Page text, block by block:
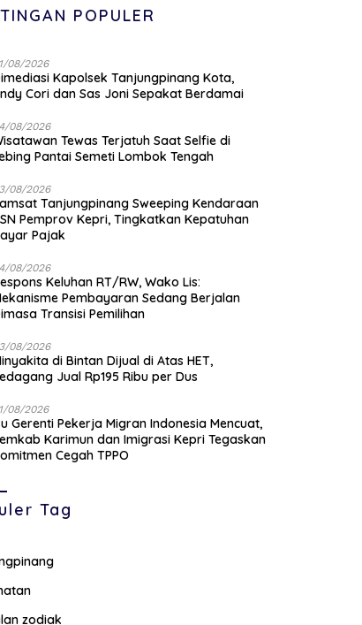
POPULER
08/2026
Kapolsek Tanjungpinang Kota,
Cori dan Sas Joni Sepakat Berdamai
08/2026
Tewas Terjatuh Saat Selfie di
Pantai Semeti Lombok Tengah
08/2026
Tanjungpinang Sweeping Kendaraan
Pemprov Kepri, Tingkatkan Kepatuhan
Pajak
08/2026
Keluhan RT/RW, Wako Lis:
Pembayaran Sedang Berjalan
Transisi Pemilihan
08/2026
di Bintan Dijual di Atas HET,
Jual Rp195 Ribu per Dus
08/2026
Gerenti Pekerja Migran Indonesia Mencuat,
Karimun dan Imigrasi Kepri Tegaskan
Cegah TPPO
Tag
zodiak